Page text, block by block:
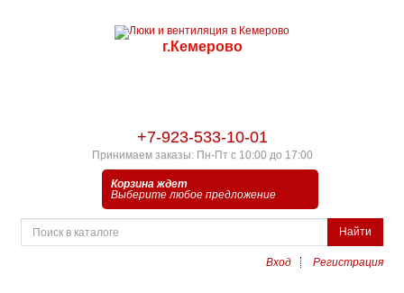
г.Кемерово
+7-923-533-10-01
Принимаем заказы: Пн-Пт с 10:00 до 17:00
Корзина ждет
Выберите любое предложение
Найти
Вход Регистрация